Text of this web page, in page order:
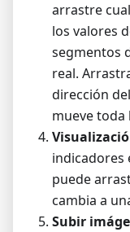
arrastre
los valores
segmentos
real.
dirección
mueve toda
indicadores
puede
cambia a
Subir